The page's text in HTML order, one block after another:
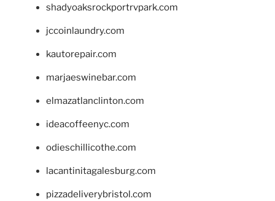
shadyoaksrockportrvpark.com
jccoinlaundry.com
kautorepair.com
marjaeswinebar.com
elmazatlanclinton.com
ideacoffeenyc.com
odieschillicothe.com
lacantinitagalesburg.com
pizzadeliverybristol.com